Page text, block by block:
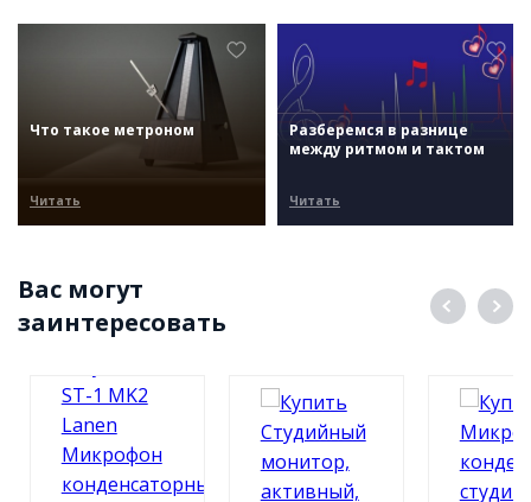
Что такое метроном
Читать
Разберемся в разнице
между ритмом и тактом
Читать
Вас могут
заинтересовать